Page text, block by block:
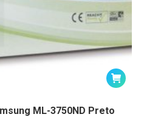
ML-3750ND Preto